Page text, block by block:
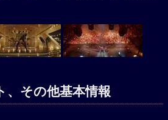
、その他基本情報